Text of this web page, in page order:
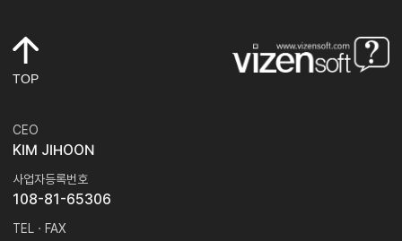
TOP
CEO
KIM JIHOON
사업자등록번호
108-81-65306
TEL · FAX